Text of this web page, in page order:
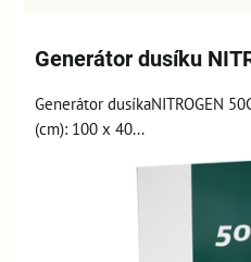
Generátor dusíku
Generátor dusíkaNITROGEN
(cm): 100 x 40...